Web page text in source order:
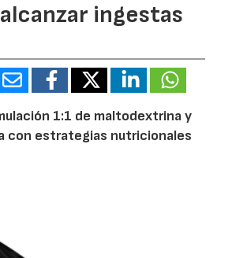
alcanzar ingestas
1:1 de maltodextrina y
con estrategias nutricionales